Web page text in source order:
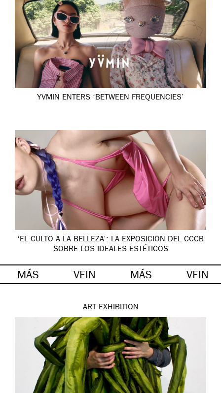
YVMIN ENTERS ‘BETWEEN FREQUENCIES’
‘EL CULTO A LA BELLEZA’: LA EXPOSICIÓN DEL CCCB
SOBRE LOS IDEALES ESTÉTICOS
MÁS VEIN MÁS VEIN
ART EXHIBITION